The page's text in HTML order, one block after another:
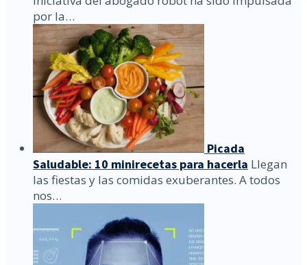
por la…
Picada
Saludable: 10 minirecetas para hacerla Llegan
las fiestas y las comidas exuberantes. A todos
nos…